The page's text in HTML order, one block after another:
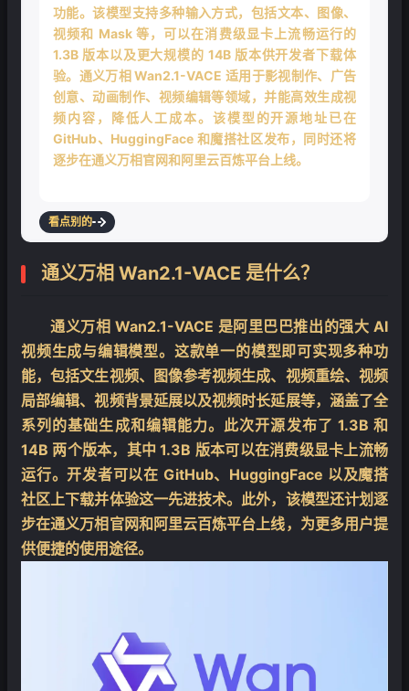
功能。该模型支持多种输入方式，包括文本、图像、
视频和 Mask 等，可以在消费级显卡上流畅运行的
1.3B 版本以及更大规模的 14B 版本供开发者下载体
验。通义万相 Wan2.1-VACE 适用于影视制作、广告
创意、动画制作、视频编辑等领域，并能高效生成视
频内容，降低人工成本。该模型的开源地址已在
GitHub、HuggingFace 和魔搭社区发布，同时还将
逐步在通义万相官网和阿里云百炼平台上线。
看点别的
通义万相 Wan2.1-VACE 是什么？
通义万相 Wan2.1-VACE 是阿里巴巴推出的强大 AI
视频生成与编辑模型。这款单一的模型即可实现多种功
能，包括文生视频、图像参考视频生成、视频重绘、视频
局部编辑、视频背景延展以及视频时长延展等，涵盖了全
系列的基础生成和编辑能力。此次开源发布了 1.3B 和
14B 两个版本，其中 1.3B 版本可以在消费级显卡上流畅
运行。开发者可以在 GitHub、HuggingFace 以及魔搭
社区上下载并体验这一先进技术。此外，该模型还计划逐
步在通义万相官网和阿里云百炼平台上线，为更多用户提
供便捷的使用途径。